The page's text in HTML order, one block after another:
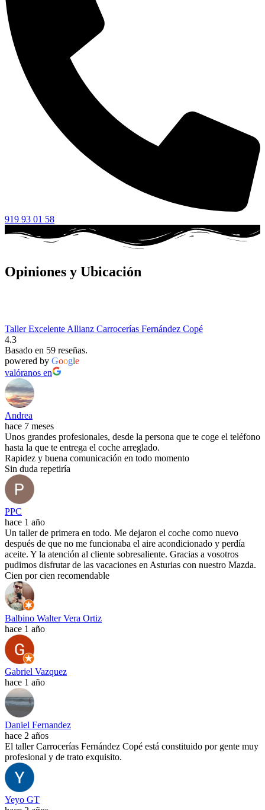
919 93 01 58
Opiniones y Ubicación
Taller Excelente Allianz Carrocerías Fernández Copé
4.3
Basado en 59 reseñas.
powered by Google
valóranos en
Andrea
hace 7 meses
Unos grandes profesionales, desde la persona que te coge el teléfono
hasta la que te entrega el coche arreglado.
Rapidez y buena comunicación en todo momento
Sin duda repetiría
PPC
hace 1 año
Un taller de primera en todo. Me dejaron el coche como nuevo
después de que no me funcionaba el aire acondicionado y perdía
aceite. Y la atención al cliente sobresaliente. Gracias a vosotros
pudimos disfrutar de las vacaciones en Asturias con nuestro Mazda.
Cien por cien recomendable
Balbino Walter Vera Ortiz
hace 1 año
Gabriel Vazquez
hace 1 año
Daniel Fernandez
hace 2 años
El taller Carrocerías Fernández Copé está constituido por gente muy
profesional y de trato exquisito.
Yeyo GT